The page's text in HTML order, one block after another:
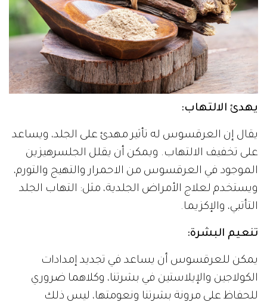
يهدئ الالتهاب:
يقال إن العرقسوس له تأثير مهدئ على الجلد، ويساعد
على تخفيف الالتهاب. ويمكن أن يقلل الجلسرهيزين
الموجود في العرقسوس من الاحمرار والتهيج والتورم،
ويستخدم لعلاج الأمراض الجلدية، مثل: التهاب الجلد
التأتبي، والإكزيما.
تنعيم البشرة:
يمكن للعرقسوس أن يساعد في تجديد إمدادات
الكولاجين والإيلاستين في بشرتنا، وكلاهما ضروري
للحفاظ على مرونة بشرتنا ونعومتها، ليس ذلك